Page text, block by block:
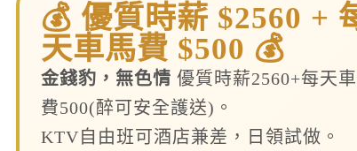
💰 優質時薪 $2560 +
天車馬費 $500 💰
金錢豹，無色情 優質時薪2560+每天
費500(醉可安全護送)。
KTV自由班可酒店兼差，日領試做。